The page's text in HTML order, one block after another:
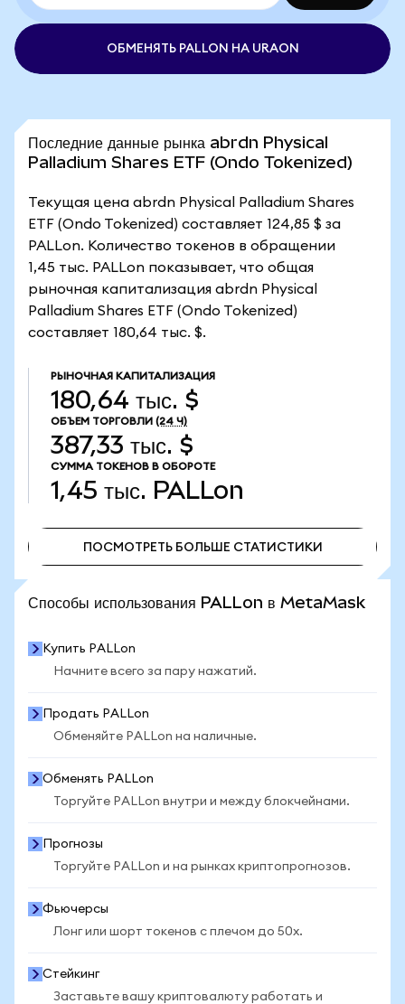
ОБМЕНЯТЬ PALLON НА URAON
Последние данные рынка abrdn Physical
Palladium Shares ETF (Ondo Tokenized)
Текущая цена abrdn Physical Palladium Shares
ETF (Ondo Tokenized) составляет 124,85 $ за
PALLon. Количество токенов в обращении
1,45 тыс. PALLon показывает, что общая
рыночная капитализация abrdn Physical
Palladium Shares ETF (Ondo Tokenized)
составляет 180,64 тыс. $.
РЫНОЧНАЯ КАПИТАЛИЗАЦИЯ
180,64 тыс. $
ОБЪЕМ ТОРГОВЛИ (24 Ч)
387,33 тыс. $
СУММА ТОКЕНОВ В ОБОРОТЕ
1,45 тыс. PALLon
ПОСМОТРЕТЬ БОЛЬШЕ СТАТИСТИКИ
Способы использования PALLon в MetaMask
Купить PALLon
Начните всего за пару нажатий.
Продать PALLon
Обменяйте PALLon на наличные.
Обменять PALLon
Торгуйте PALLon внутри и между блокчейнами.
Прогнозы
Торгуйте PALLon и на рынках криптопрогнозов.
Фьючерсы
Лонг или шорт токенов с плечом до 50x.
Стейкинг
Заставьте вашу криптовалюту работать и